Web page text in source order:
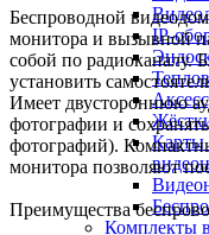
IP-
Карты
Комплекты
Беспроводной
монитора и вызывной
собой по радиоканалу.
установить
Имеет двустороннюю
фотографии и
фотографий).
монитора позволяют
Преимущества